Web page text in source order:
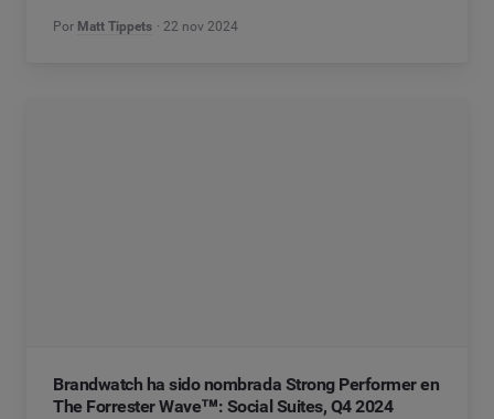
Por Matt Tippets 22 nov 2024
Brandwatch ha sido nombrada Strong Performer en
The Forrester Wave™: Social Suites, Q4 2024